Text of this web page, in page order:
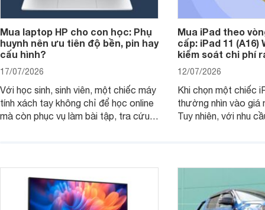
Mua laptop HP cho con học: Phụ
huynh nên ưu tiên độ bền, pin hay
cấu hình?
17/07/2026
Với học sinh, sinh viên, một chiếc máy
tính xách tay không chỉ để học online
mà còn phục vụ làm bài tập, tra cứu,
thay vì chỉ so sánh cấu hình trên giấy.
Mua iPad theo
cấp: iPad 11 (A16)
kiểm soát chi phí
12/07/2026
Khi chọn một chiếc
thường nhìn vào
Tuy nhiên, với nhu
không, dùng được